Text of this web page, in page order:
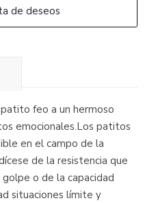
de deseos
feo a un hermoso
emocionales.Los patitos
en el campo de la
de la resistencia que
o de la capacidad
situaciones límite y